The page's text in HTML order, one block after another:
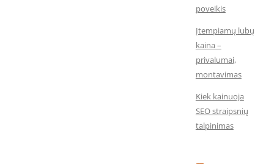
poveikis
Įtempiamų lubų
kaina –
privalumai,
montavimas
Kiek kainuoja
SEO straipsnių
talpinimas